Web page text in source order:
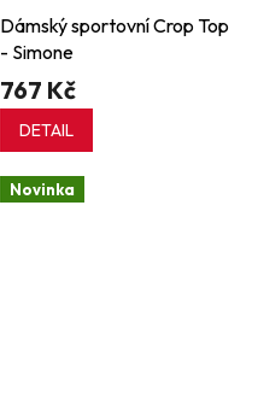
Dámský sportovní Crop Top
- Simone
767 Kč
DETAIL
Novinka